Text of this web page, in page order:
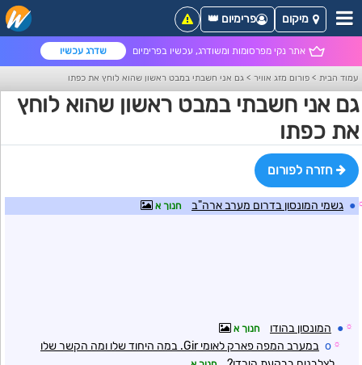
אתר נקי מפרסומות ומשודרג, עכשיו בפרימיום שדרג עכשיו
מיקום פרימיום 👑
עמוד הבית > פורום מזג אוויר > גם אני חשבתי במבט ראשון שהוא לוחץ את כפתו
גם אני חשבתי במבט ראשון שהוא לוחץ
את כפתו
חזרה לפורום
● גשמי המונסון בדרום מערב ארה"ב חנוך א
☼
● המונסון בהודו חנוך א
☼
o
במערב המפה פארק לאומי Gir. במה היחוד שלו ומה הקשר שלו